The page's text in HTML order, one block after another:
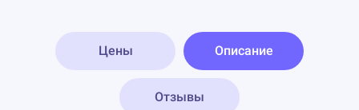
Цены Описание
Отзывы